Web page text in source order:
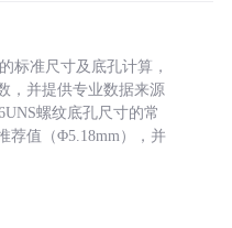
标准尺寸及底孔计算，
，并提供专业数据来源
螺纹底孔尺寸的常
荐值（Φ5.18mm），并